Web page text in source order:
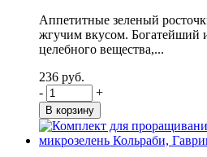
Аппетитные зеленый
жгучим вкусом. Богатейший
целебного вещества,...
236 руб.
-
+